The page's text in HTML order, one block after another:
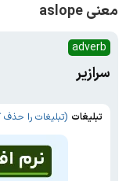
معنی aslope
adverb
سرازیر
تبلیغات (تبلیغات را حذف